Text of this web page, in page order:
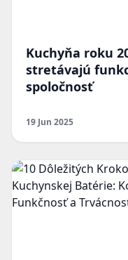
Kuchyňa roku
stretávajú
spoločnosť
19 Jun 2025